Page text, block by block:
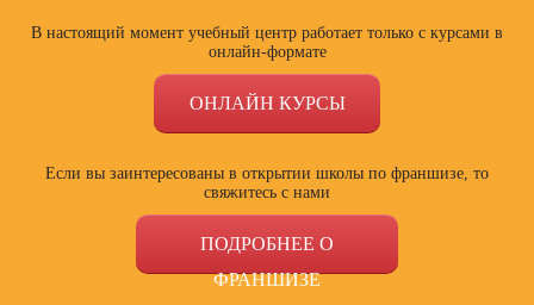
В настоящий момент учебный центр работает только с курсами в
онлайн-формате
ОНЛАЙН КУРСЫ
Если вы заинтересованы в открытии школы по франшизе, то
свяжитесь с нами
ПОДРОБНЕЕ О
ФРАНШИЗЕ